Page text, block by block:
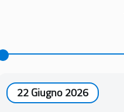
22 Giugno 2026